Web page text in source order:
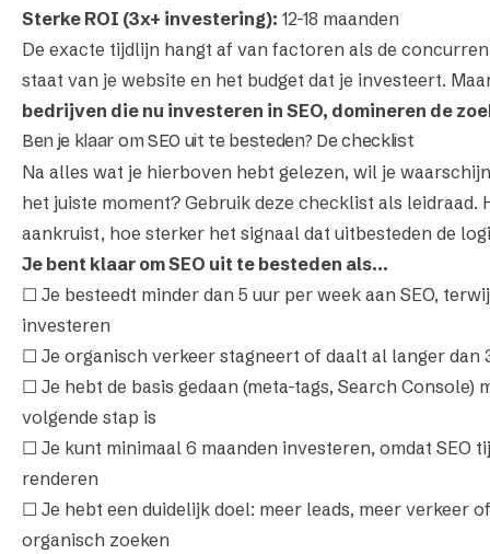
Sterke ROI (3x+ investering): 12-18 maanden
De exacte tijdlijn hangt af van factoren als de
staat van je website en het budget dat je investeert.
bedrijven die nu investeren in SEO, domineren de
Ben je klaar om SEO uit te besteden? De checklist
Na alles wat je hierboven hebt gelezen, wil je
het juiste moment? Gebruik deze checklist als leidraad.
aankruist, hoe sterker het signaal dat uitbesteden de
Je bent klaar om SEO uit te besteden als...
☐ Je besteedt minder dan 5 uur per week aan SEO,
investeren
☐ Je organisch verkeer stagneert of daalt al langer dan
☐ Je hebt de basis gedaan (meta-tags, Search Console)
volgende stap is
☐ Je kunt minimaal 6 maanden investeren, omdat SEO
renderen
☐ Je hebt een duidelijk doel: meer leads, meer verkeer
organisch zoeken